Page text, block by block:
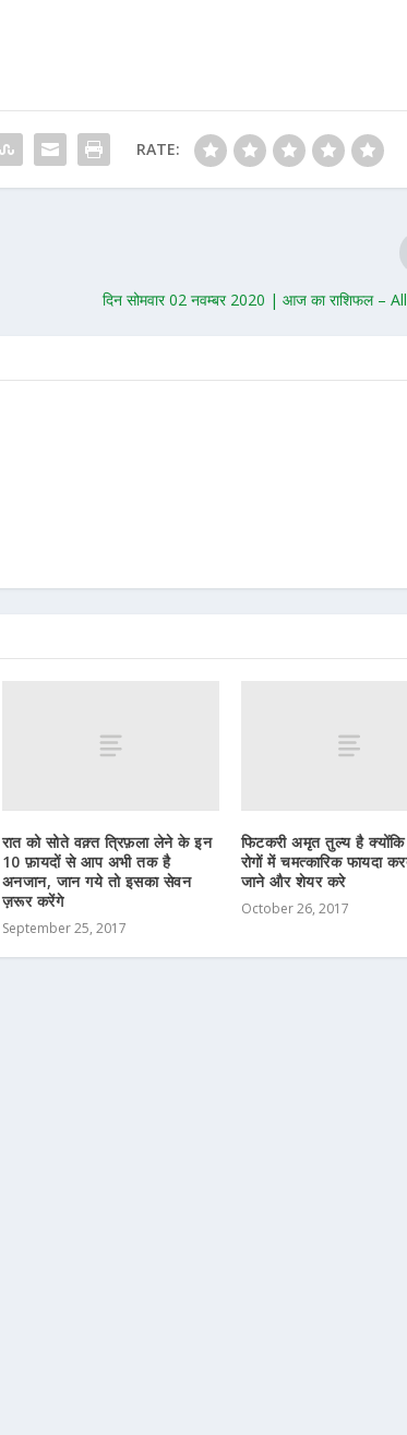
RATE:
दिन सोमवार 02 नवम्बर 2020 | आज का राशिफल –
रात को सोते वक़्त त्रिफ़ला लेने के इन
10 फ़ायदों से आप अभी तक है
अनजान, जान गये तो इसका सेवन
ज़रूर करेंगे
September 25, 2017
फिटकरी अमृत तुल्य है
रोगों में चमत्कारिक फायदा
जाने और शेयर करे
October 26, 2017